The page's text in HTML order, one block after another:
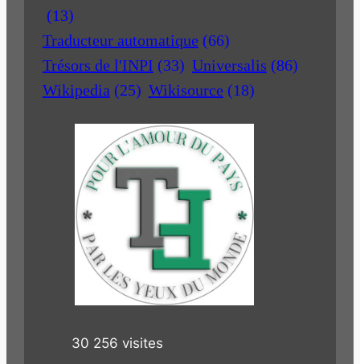
(13)
Traducteur automatique (66)
Trésors de l'INPI (33) Universalis (86)
Wikipedia (25) Wikisource (18)
30 256 visites